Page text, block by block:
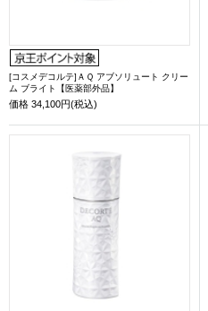
[コスメデコルテ]ＡＱ アブソリュート クリー
ム ブライト【医薬部外品】
価格 34,100円(税込)